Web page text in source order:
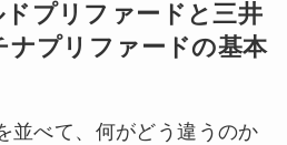
プリファードと三井
ナプリファードの基本
並べて、何がどう違うのか